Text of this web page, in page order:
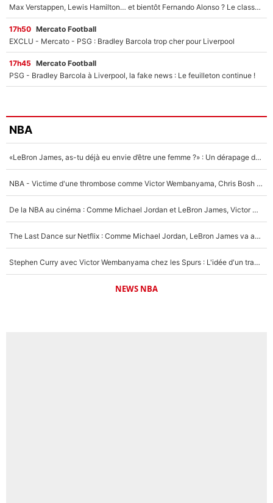
Max Verstappen, Lewis Hamilton… et bientôt Fernando Alonso ? Le classement des pilotes les mieux payés en Formule 1 risque de changer !
17h50 Mercato Football
EXCLU - Mercato - PSG : Bradley Barcola trop cher pour Liverpool
17h45 Mercato Football
PSG - Bradley Barcola à Liverpool, la fake news : Le feuilleton continue !
NBA
«LeBron James, as-tu déjà eu envie d’être une femme ?» : Un dérapage de Donald Trump sur la superstar de la NBA refait surface
NBA - Victime d'une thrombose comme Victor Wembanyama, Chris Bosh prévient le Français des risques sur sa santé : «J’ai failli mourir sur le coup et j’ai été ramené à la vie»
De la NBA au cinéma : Comme Michael Jordan et LeBron James, Victor Wembanyama rêve d'une carrière d'acteur !
The Last Dance sur Netflix : Comme Michael Jordan, LeBron James va avoir le droit à sa série !
Stephen Curry avec Victor Wembanyama chez les Spurs : L'idée d'un trade historique est lancée en NBA !
NEWS NBA